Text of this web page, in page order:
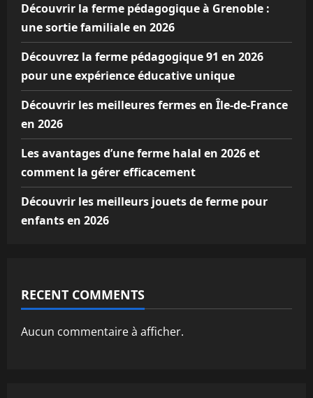
Découvrir la ferme pédagogique à Grenoble :
une sortie familiale en 2026
Découvrez la ferme pédagogique 91 en 2026
pour une expérience éducative unique
Découvrir les meilleures fermes en Île-de-France
en 2026
Les avantages d’une ferme halal en 2026 et
comment la gérer efficacement
Découvrir les meilleurs jouets de ferme pour
enfants en 2026
RECENT COMMENTS
Aucun commentaire à afficher.